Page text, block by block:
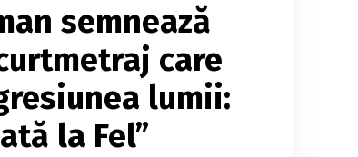
semnează
care
lumii:
la Fel”